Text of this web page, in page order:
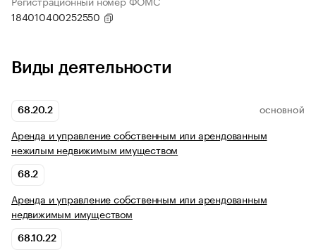
184010400252550
Виды деятельности
68.20.2 ОСНОВНОЙ
Аренда и управление собственным или арендованным
нежилым недвижимым имуществом
68.2
Аренда и управление собственным или арендованным
недвижимым имуществом
68.10.22